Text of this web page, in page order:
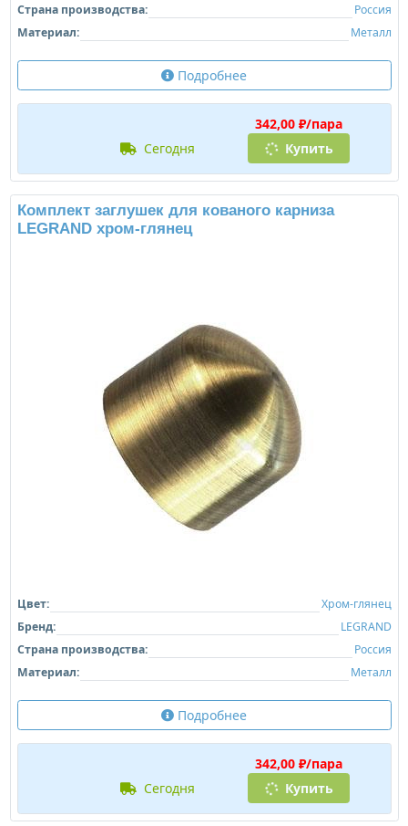
Страна производства:
Россия
Материал:
Металл
Подробнее
342,00 ₽/пара
сегодня
Купить
Комплект заглушек для кованого карниза
LEGRAND хром-глянец
Цвет:
Хром-глянец
Бренд:
LEGRAND
Страна производства:
Россия
Материал:
Металл
Подробнее
342,00 ₽/пара
сегодня
Купить